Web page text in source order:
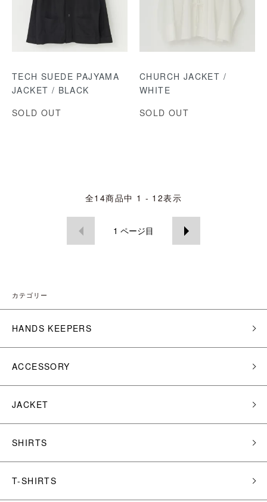
TECH SUEDE PAJYAMA
JACKET / BLACK
SOLD OUT
CHURCH JACKET /
WHITE
SOLD OUT
全14商品中 1 - 12表示
1 ページ目
カテゴリー
HANDS KEEPERS
ACCESSORY
JACKET
SHIRTS
T-SHIRTS